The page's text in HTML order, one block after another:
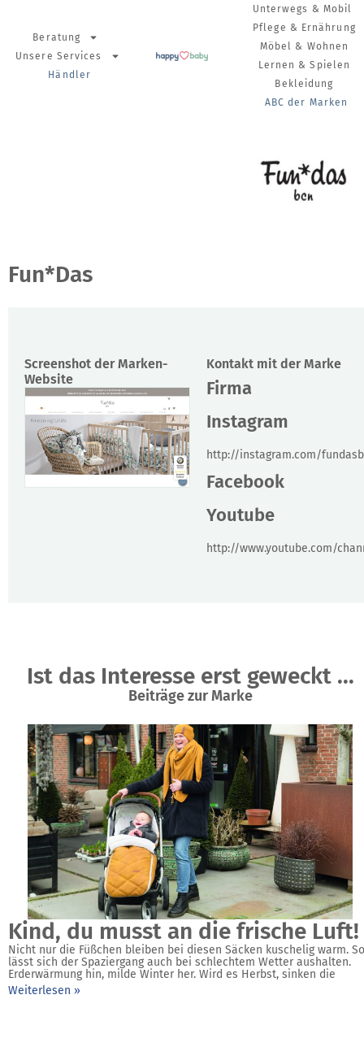
Beratung
Unsere Services
Händler
Unterwegs & Mobil
Pflege & Ernährung
Möbel & Wohnen
Lernen & Spielen
Bekleidung
ABC der Marken
Fun*Das
Screenshot der Marken-
Website
Kontakt mit der Marke
Firma
Instagram
http://instagram.com/
Facebook
Youtube
http://www.youtube.com/
Ist das Interesse erst geweckt ...
Beiträge zur Marke
Kind, du musst an die frische Luft!
Nicht nur die Füßchen bleiben bei diesen Säcken kuschelig warm. So
lässt sich der ­Spaziergang auch bei schlechtem ­Wetter aushalten.
Erderwärmung hin, milde Winter her. Wird es Herbst, sinken die
Weiterlesen »